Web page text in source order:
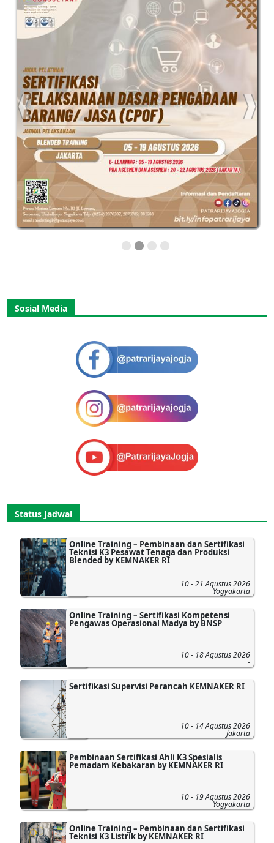
Sosial Media
Status Jadwal
Online Training – Pembinaan dan Sertifikasi
Teknisi K3 Pesawat Tenaga dan Produksi
Blended by KEMNAKER RI
10 - 21 Agustus 2026
Yogyakarta
Online Training – Sertifikasi Kompetensi
Pengawas Operasional Madya by BNSP
10 - 18 Agustus 2026
-
Sertifikasi Supervisi Perancah KEMNAKER RI
10 - 14 Agustus 2026
Jakarta
Pembinaan Sertifikasi Ahli K3 Spesialis
Pemadam Kebakaran by KEMNAKER RI
10 - 19 Agustus 2026
Yogyakarta
Online Training – Pembinaan dan Sertifikasi
Teknisi K3 Listrik by KEMNAKER RI